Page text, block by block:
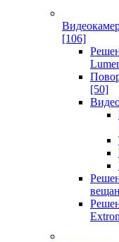
[106]
[50]
Extron